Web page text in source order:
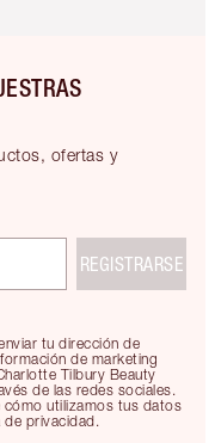
ofertas y
tu dirección de
de marketing
Tilbury Beauty
de las redes sociales.
utilizamos tus datos
de privacidad.
REGISTRARSE